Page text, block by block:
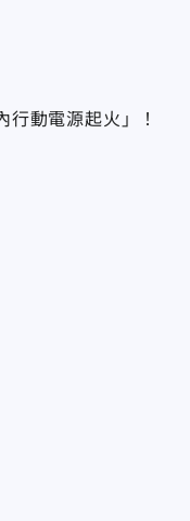
行動電源起火」！